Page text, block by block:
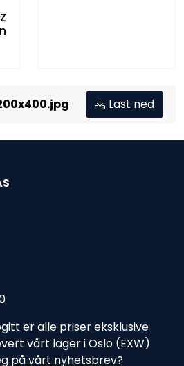
Last ned
er alle priser eksklusive
vårt lager i Oslo (EXW)
på vårt nyhetsbrev?